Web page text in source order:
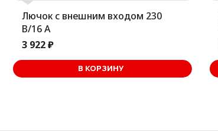
Лючок с внешним входом 230
В/16 А
3 922 ₽
В КОРЗИНУВ корзине